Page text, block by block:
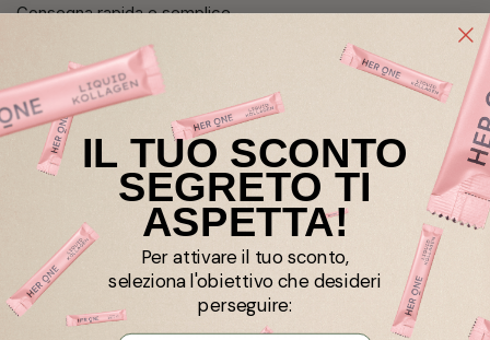
Consegna rapida e semplice
Cliente verificato
Jennifer
Wiener Neudorf, Austria
Consiglio questo prodotto
INNER BEAUTY Abbonamento risparmio "INNER
IL TUO SCONTO
SEGRETO TI
ASPETTA!
Per attivare il tuo sconto,
seleziona l'obiettivo che desideri
perseguire: